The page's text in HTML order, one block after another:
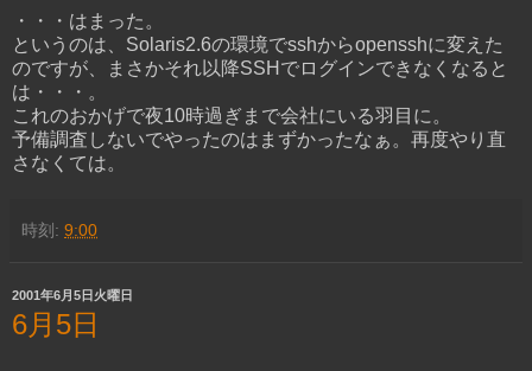
・・・はまった。
というのは、Solaris2.6の環境でsshからopensshに変えた
のですが、まさかそれ以降SSHでログインできなくなると
は・・・。
これのおかげで夜10時過ぎまで会社にいる羽目に。
予備調査しないでやったのはまずかったなぁ。再度やり直
さなくては。
時刻: 9:00
2001年6月5日火曜日
6月5日